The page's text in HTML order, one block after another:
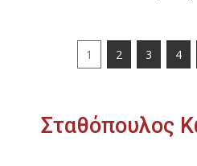
1 2 3 4
Σταθόπουλος